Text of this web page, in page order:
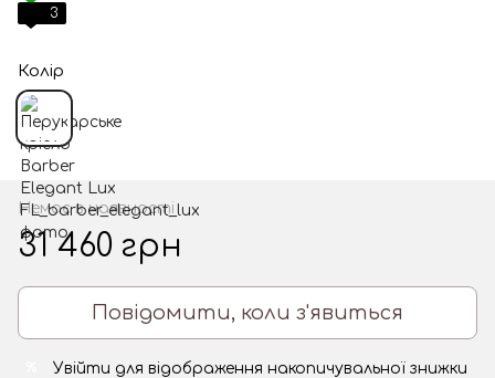
3
Колір
Немає в наявності
31 460 грн
Повідомити, коли з'явиться
Увійти для відображення накопичувальної знижки